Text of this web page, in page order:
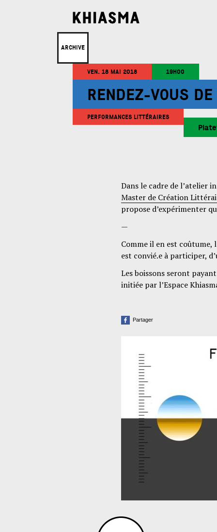
ARCHIVE
VEN. 18 MAI 2018 19H00
RENDEZ-VOUS
PERFORMANCES LITTÉRAIRES
Dans le cadre de l’atelier
Master de Création
propose d’expérimenter
—
Comme il en est coûtume,
est convié.e à participer,
Les boissons seront
initiée par l’Espace
Partager